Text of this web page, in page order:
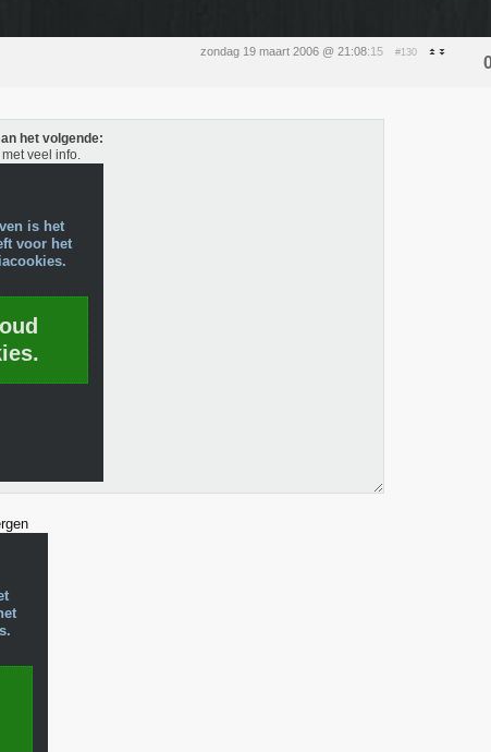
zondag 19 maart 2006 @ 21:08:15 #130
het volgende:
veel info.
is het
voor het